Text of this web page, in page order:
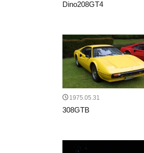
Dino208GT4
1975.05.31
308GTB